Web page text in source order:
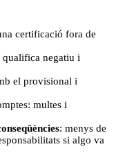
certificació fora de
qualifica negatiu i
el provisional i
multes i
: menys de
si algo va